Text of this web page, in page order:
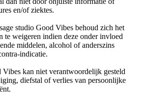
en/of ziektes.
studio Good Vibes behoud zich het
te weigeren indien deze onder invloed
middelen, alcohol of anderszins
indicatie.
Vibes kan niet verantwoordelijk gesteld
diefstal of verlies van persoonlijke